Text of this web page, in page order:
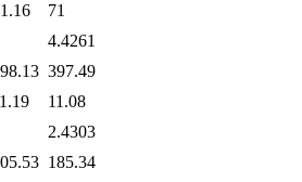
71
4.4261
397.49
11.08
2.4303
185.34